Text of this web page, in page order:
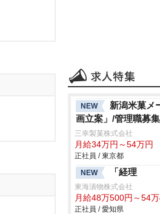
NEW
新潟米菓メ
画立案」/管理職募
三幸製菓株式会社
月給34万円～54万円
正社員 / 東京都
NEW
「経理
東海漬物株式会社
月給48万500円～54
正社員 / 愛知県